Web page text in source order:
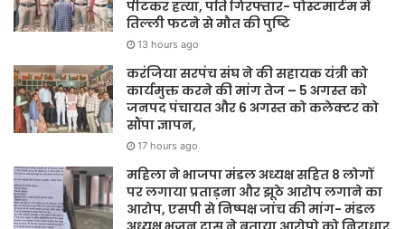
पीटकर हत्या, पति गिरफ्तार- पोस्टमार्टम में
तिल्ली फटने से मौत की पुष्टि
13 hours ago
करंजिया सरपंच संघ ने की सहायक यंत्री को
कार्यमुक्त करने की मांग तेज – 5 अगस्त को
जनपद पंचायत और 6 अगस्त को कलेक्टर को
सौंपा ज्ञापन,
17 hours ago
महिला ने भाजपा मंडल अध्यक्ष सहित 8 लोगों
पर लगाया प्रताड़ना और झूठे आरोप लगाने का
आरोप, एसपी से निष्पक्ष जांच की मांग- मंडल